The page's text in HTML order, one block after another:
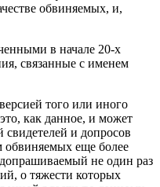
обвиняемых, и,
в начале 20-х
связанные с именем
того или иного
как данное, и может
свидетелей и допросов
обвиняемых еще более
не один раз
о тяжести которых